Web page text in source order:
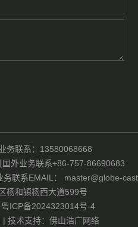
务联系：13580068668
外业务联系+86-757-86690683
联系EMAIL： master@globe-
杨和镇杨西大道599号
粤ICP备2024323014号-4
| 技术支持：佛山浩广网络